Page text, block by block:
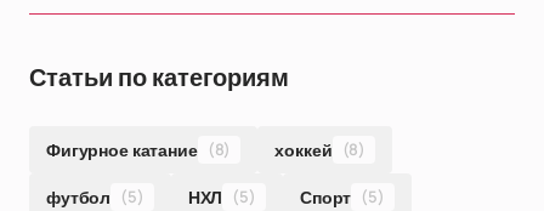
Статьи по категориям
Фигурное катание (8) хоккей (8)
футбол (5) НХЛ (5) Спорт (5)